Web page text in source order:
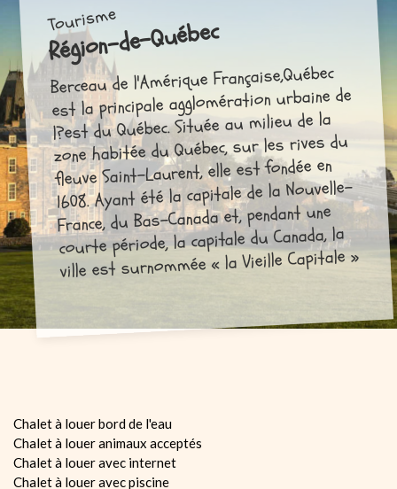
Tourisme
Région-de-Québec
Berceau de l'Amérique Française,Québec
est la principale agglomération urbaine de
l?est du Québec. Située au milieu de la
zone habitée du Québec, sur les rives du
fleuve Saint-Laurent, elle est fondée en
1608. Ayant été la capitale de la Nouvelle-
France, du Bas-Canada et, pendant une
courte période, la capitale du Canada, la
ville est surnommée « la Vieille Capitale »
Chalet à louer bord de l'eau
Chalet à louer animaux acceptés
Chalet à louer avec internet
Chalet à louer avec piscine